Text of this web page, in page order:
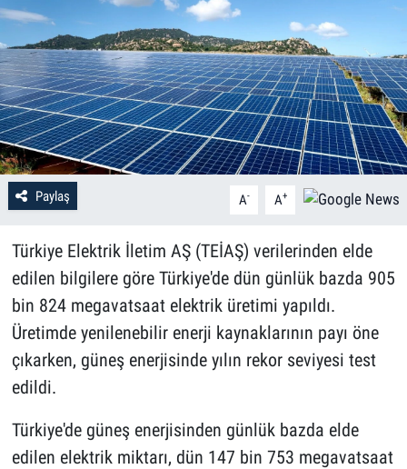
Paylaş A- A+
Türkiye Elektrik İletim AŞ (TEİAŞ) verilerinden elde
edilen bilgilere göre Türkiye'de dün günlük bazda 905
bin 824 megavatsaat elektrik üretimi yapıldı.
Üretimde yenilenebilir enerji kaynaklarının payı öne
çıkarken, güneş enerjisinde yılın rekor seviyesi test
edildi.
Türkiye'de güneş enerjisinden günlük bazda elde
edilen elektrik miktarı, dün 147 bin 753 megavatsaat